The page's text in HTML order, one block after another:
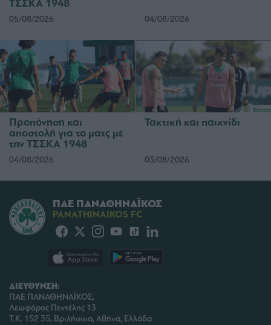
ΤΣΣΚΑ 1948
05/08/2026 04/08/2026
Προπόνηση και
αποστολή για το ματς με
την ΤΣΣΚΑ 1948
04/08/2026
Τακτική και παιχνίδι
03/08/2026
ΔΙΕΥΘΥΝΣΗ:
ΠΑΕ ΠΑΝΑΘΗΝΑΪΚΟΣ,
Λεωφόρος Πεντέλης 13
Τ.Κ. 152 35, Βριλήσσια, Αθήνα, Ελλάδα
ΠΑΕ ΠΑΝΑΘΗΝΑΪΚΟΣ
PANATHINAIKOS FC